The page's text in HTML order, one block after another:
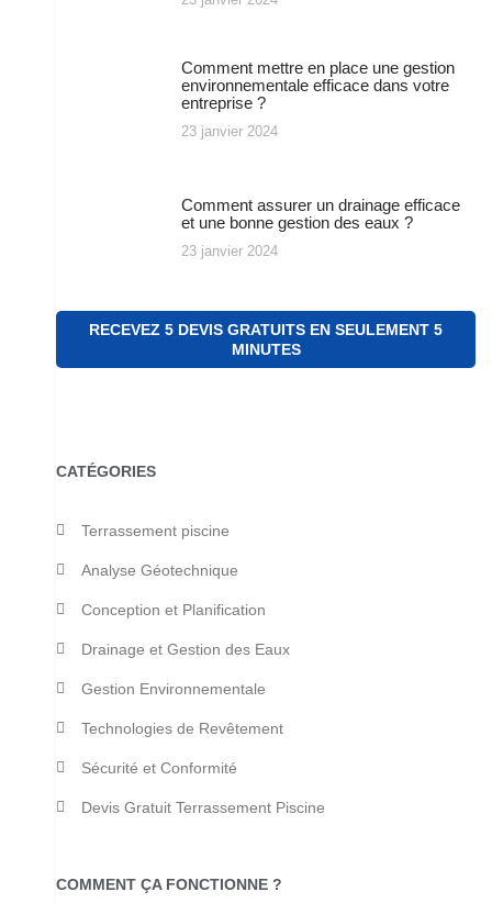
Comment mettre en place une gestion
environnementale efficace dans votre
entreprise ?
23 janvier 2024
Comment assurer un drainage efficace
et une bonne gestion des eaux ?
23 janvier 2024
RECEVEZ 5 DEVIS GRATUITS EN SEULEMENT 5
MINUTES
CATÉGORIES
Terrassement piscine
Analyse Géotechnique
Conception et Planification
Drainage et Gestion des Eaux
Gestion Environnementale
Technologies de Revêtement
Sécurité et Conformité
Devis Gratuit Terrassement Piscine
COMMENT ÇA FONCTIONNE ?